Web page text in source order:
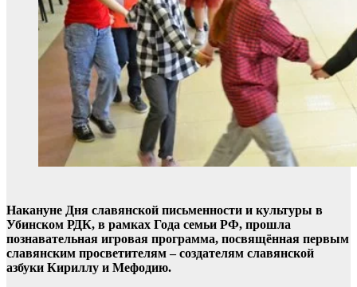
Накануне Дня славянской письменности и культуры в
Убинском РДК, в рамках Года семьи РФ, прошла
познавательная игровая программа, посвящённая первым
славянским просветителям – создателям славянской
азбуки Кириллу и Мефодию.